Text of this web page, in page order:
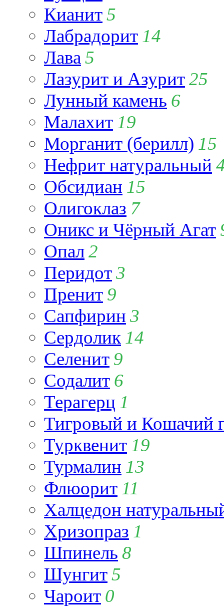
Кианит5
Лабрадорит 14
Лава 5
Лазурит и Азурит25
Лунный камень 6
Малахит 19
Морганит (берилл) 15
Нефрит натуральный
Обсидиан 15
Олигоклаз 7
Оникс и Чёрный Агат
Опал2
Перидот3
Пренит 9
Сапфирин 3
Сердолик 14
Селенит 9
Содалит 6
Терагерц 1
Тигровый и Кошачий
Турквенит 19
Турмалин 13
Флюорит 11
Халцедон
Хризопраз 1
Шпинель 8
Шунгит5
Чароит 0